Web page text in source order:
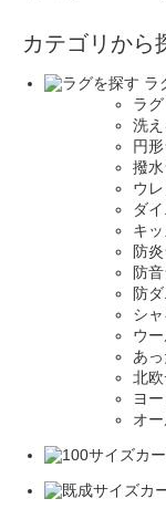
カテゴリから
ラ
ラ
洗
円
撥
ウ
ダ
キ
防
防
防
シ
ウ
あ
北
ヨ
オ